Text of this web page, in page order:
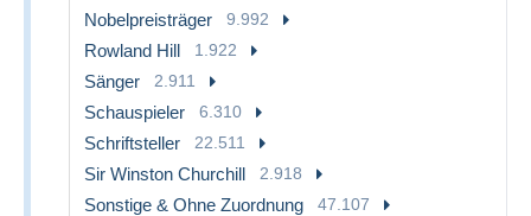
Nobelpreisträger 9.992
Rowland Hill 1.922
Sänger 2.911
Schauspieler 6.310
Schriftsteller 22.511
Sir Winston Churchill 2.918
Sonstige & Ohne Zuordnung 47.107